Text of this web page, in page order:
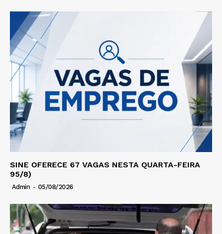
SINE OFERECE 67 VAGAS NESTA QUARTA-FEIRA
95/8)
Admin - 05/08/2026